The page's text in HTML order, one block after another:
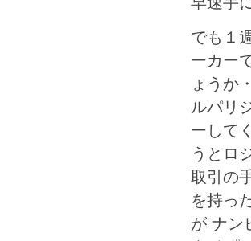
でも１
ーカー
ょうか
ルパリ
ーして
うとロ
取引の
を持っ
が ナン